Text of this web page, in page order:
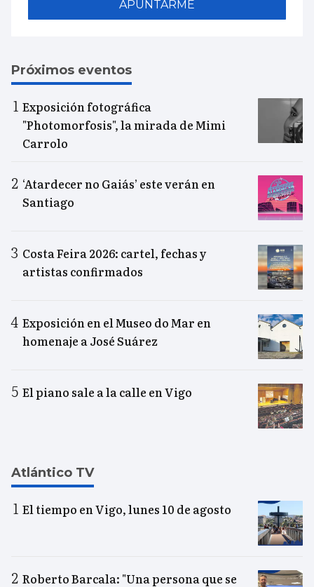
APUNTARME
Próximos eventos
Exposición fotográfica
"Photomorfosis", la mirada de Mimi
Carrolo
‘Atardecer no Gaiás’ este verán en
Santiago
Costa Feira 2026: cartel, fechas y
artistas confirmados
Exposición en el Museo do Mar en
homenaje a José Suárez
El piano sale a la calle en Vigo
Atlántico TV
El tiempo en Vigo, lunes 10 de agosto
Roberto Barcala: "Una persona que se